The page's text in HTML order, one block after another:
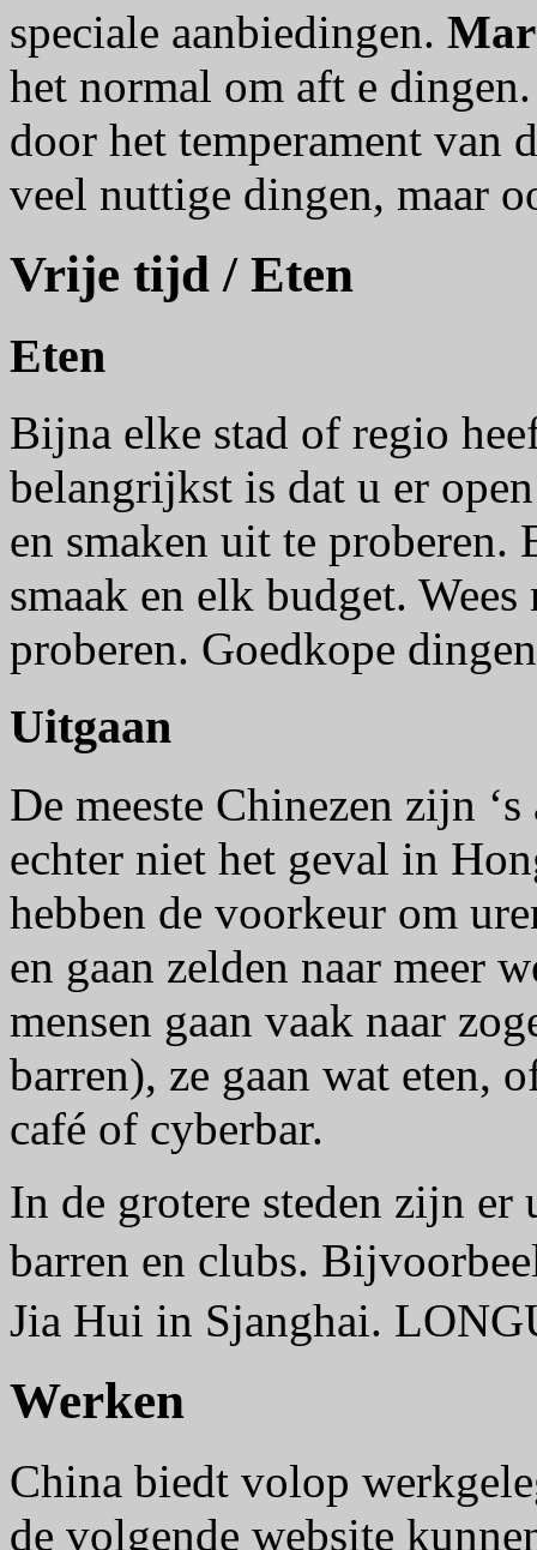
speciale aanbiedingen.
het normal om aft e
door het temperament van
veel nuttige dingen, maar
Vrije tijd / Eten
Eten
Bijna elke stad of regio
belangrijkst is dat u er
en smaken uit te proberen.
smaak en elk budget.
proberen. Goedkope
Uitgaan
De meeste Chinezen zijn
echter niet het geval in
hebben de voorkeur om
en gaan zelden naar meer
mensen gaan vaak naar
barren), ze gaan wat eten,
café of cyberbar.
In de grotere steden zijn er
barren en clubs.
Jia Hui in Sjanghai.
Werken
China biedt volop
de volgende website